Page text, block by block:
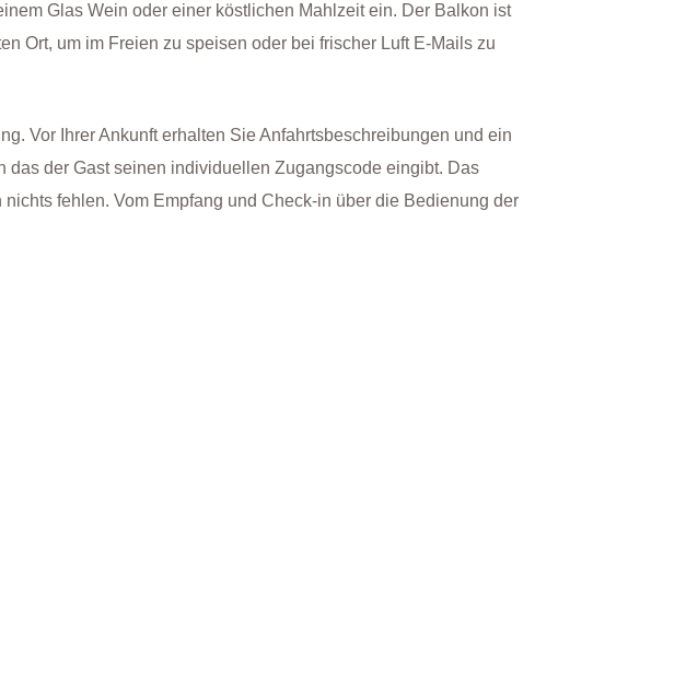
Glas Wein oder einer köstlichen Mahlzeit ein. Der Balkon ist
Ort, um im Freien zu speisen oder bei frischer Luft E-Mails zu
Vor Ihrer Ankunft erhalten Sie Anfahrtsbeschreibungen und ein
der Gast seinen individuellen Zugangscode eingibt. Das
fehlen. Vom Empfang und Check-in über die Bedienung der